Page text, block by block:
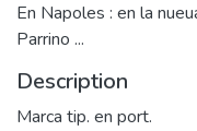
En Napoles : en la
Parrino ...
Description
Marca tip. en port.